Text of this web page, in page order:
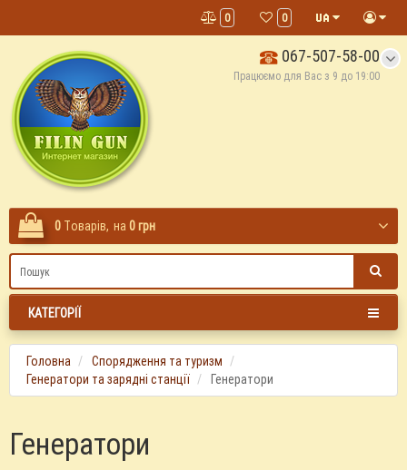
0
0
067-507-58-00
Працюємо для Вас з 9 до 19:00
0 Tоварів, на 0 грн
КАТЕГОРІЇ
Головна
Спорядження та туризм
Генератори та зарядні станції
Генератори
Генератори